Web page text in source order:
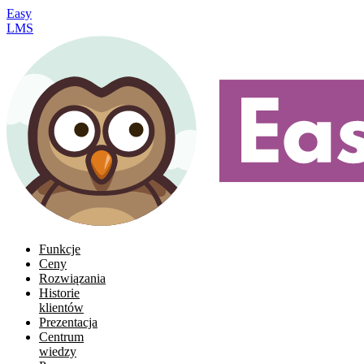
Easy
LMS
Funkcje
Ceny
Rozwiązania
Historie
klientów
Prezentacja
Centrum
wiedzy